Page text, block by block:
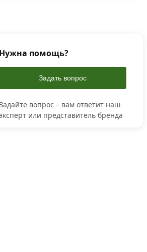
Нужна помощь?
Задать вопрос
вопрос – вам ответит наш
или представитель бренда